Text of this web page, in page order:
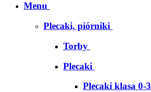
Menu
Plecaki, piórniki
Torby
Plecaki
Plecaki klasa 0-3